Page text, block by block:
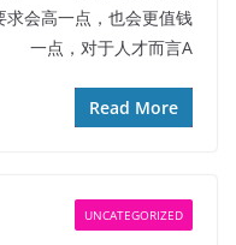
会高一点，也会更值钱
一点，对于人才而言A
Read More
UNCATEGORIZED